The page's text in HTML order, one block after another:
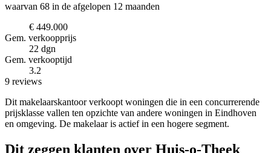
waarvan 68 in de afgelopen 12 maanden
€ 449.000
Gem. verkoopprijs
22 dgn
Gem. verkooptijd
3.2
9 reviews
Dit makelaarskantoor verkoopt woningen die in een concurrerende
prijsklasse vallen ten opzichte van andere woningen in Eindhoven
en omgeving. De makelaar is actief in een hogere segment.
Dit zeggen klanten over Huis-o-Theek